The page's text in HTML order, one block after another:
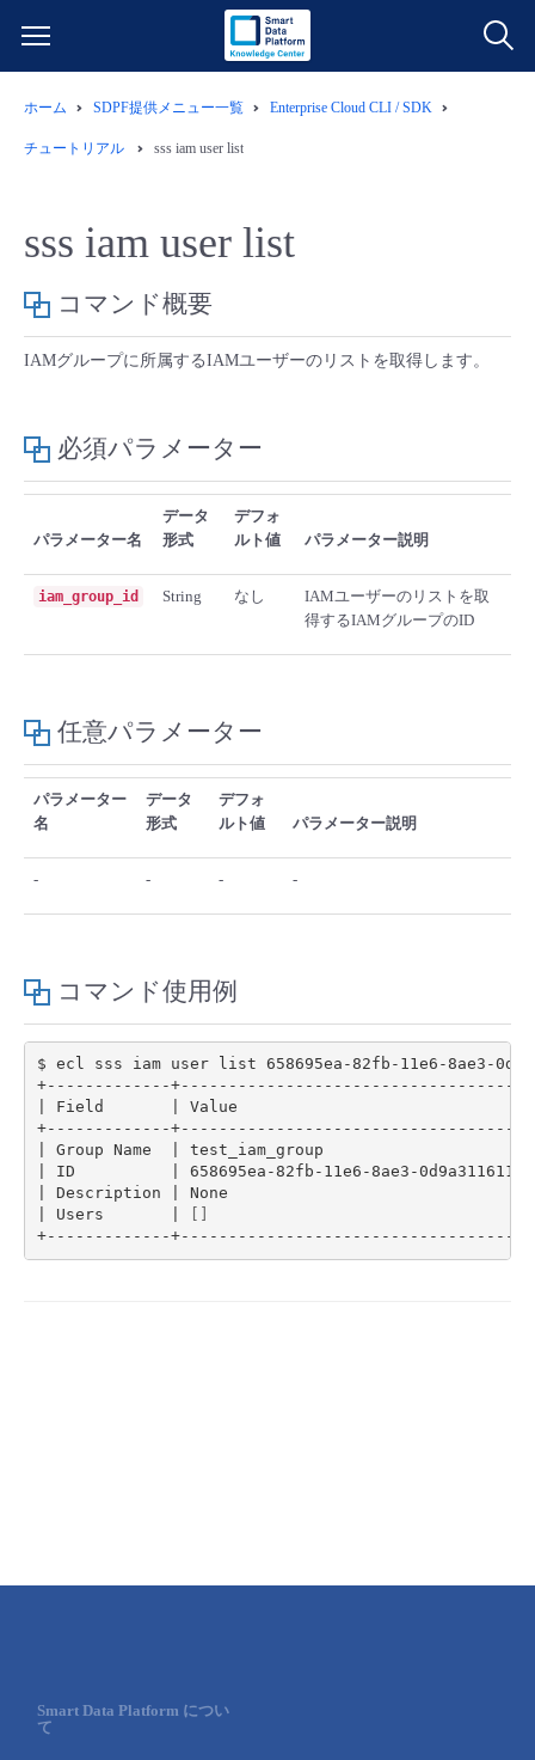
サービス一覧
クラウド/サーバー
ネットワーク
モニタリング/監査
サポート
管理機能
データ利活用
クラウド/サーバー
IoT
モニタリング/監査
サポート
すべてのメニューを見る
料金情報
料金シミュレーター
クラウド/サーバー
ネットワーク
IoT
サポート
すべてのメニューを見る
- 管理機能
■ セットアップガイド
- ユーザー機能の管理
- 登録情報の管理
- APIリファレンス
- Flexible InterConnect
- Flexible Remote Access
- vUTM2
- バックアップ
- セキュリティ・監査
- データと分析
- IoT
- マルチクラウド利用
- リモートワーク
- ITインフラストラクチャー
故障/メンテナンス情報
サービス稼働状況
故障/メンテナンス履歴
定期メンテナンス
パートナー
協業パートナー
トレーニング/操作動画
脱炭素化
ホーム SDPF提供メニュー一覧 Enterprise Cloud CLI / SDK
チュートリアル sss iam user list
sss iam user list
コマンド概要
IAMグループに所属するIAMユーザーのリストを取得します。
必須パラメーター
パラメーター名
データ
形式
デフォ
ルト値
パラメーター説明
iam_group_id String なし
IAMユーザーのリストを取
得するIAMグループのID
任意パラメーター
パラメーター
名
データ
形式
デフォ
ルト値
パラメーター説明
- - - -
コマンド使用例
$ ecl sss iam user list 658695ea-82fb-11e6-8ae3-
Field
Group Name
ID
658695ea-82fb-11e6-8ae3-
Description
Users
Smart Data Platform につい
て